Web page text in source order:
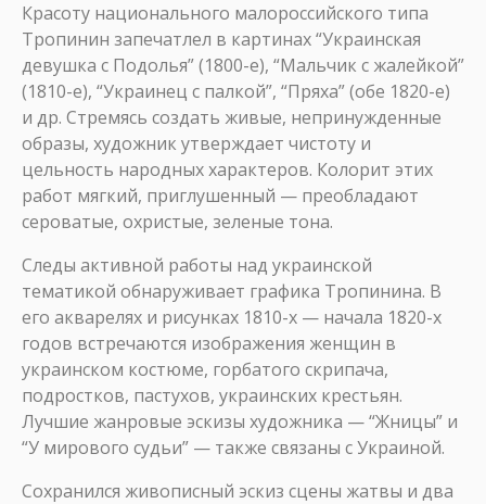
Красоту национального малороссийского типа
Тропинин запечатлел в картинах “Украинская
девушка с Подолья” (1800-е), “Мальчик с жалейкой”
(1810-е), “Украинец с палкой”, “Пряха” (обе 1820-е)
и др. Стремясь создать живые, непринужденные
образы, художник утверждает чистоту и
цельность народных характеров. Колорит этих
работ мягкий, приглушенный — преобладают
сероватые, охристые, зеленые тона.
Следы активной работы над украинской
тематикой обнаруживает графика Тропинина. В
его акварелях и рисунках 1810-х — начала 1820-х
годов встречаются изображения женщин в
украинском костюме, горбатого скрипача,
подростков, пастухов, украинских крестьян.
Лучшие жанровые эскизы художника — “Жницы” и
“У мирового судьи” — также связаны с Украиной.
Сохранился живописный эскиз сцены жатвы и два